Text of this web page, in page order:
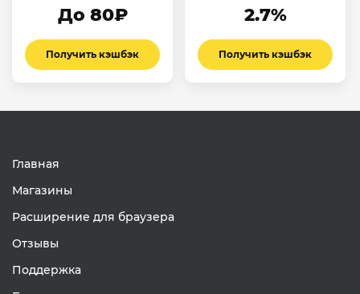
До 80₽
Получить кэшбэк
2.7%
Получить кэшбэк
Главная
Магазины
Расширение для браузера
Отзывы
Поддержка